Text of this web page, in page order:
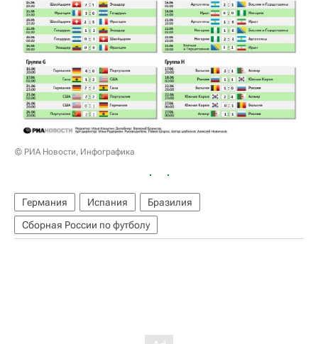
© РИА Новости, Инфографика
Германия Испания
Бразилия
Сборная России по футболу